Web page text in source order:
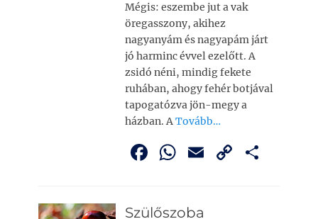
Mégis: eszembe jut a vak
öregasszony, akihez
nagyanyám és nagyapám járt
jó harminc évvel ezelőtt. A
zsidó néni, mindig fekete
ruhában, ahogy fehér botjával
tapogatózva jön-megy a
házban. ATovább…
F
W E
C
Szülőszoba